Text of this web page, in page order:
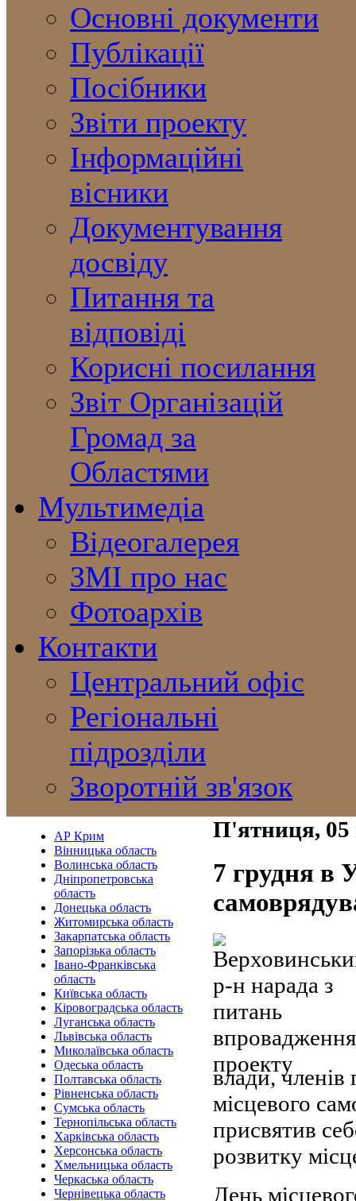
Основні документи
Публікації
Посібники
Звіти проекту
Інформаційні
вісники
Документування
досвіду
Питання та
відповіді
Корисні посилання
Звіт Організацій
Громад за
Областями
Мультимедіа
Відеогалерея
ЗМІ про нас
Фотоархів
Контакти
Центральний офіс
Регіональні
підрозділи
Зворотній зв'язок
АР Крим
Вінницька область
Волинська область
Дніпропетровська
область
Донецька область
Житомирська область
Закарпатська область
Запорізька область
Івано-Франківська
область
Київська область
Кіровоградська область
Луганська область
Львівська область
Миколаївська область
Одеська область
Полтавська область
Рівненська область
Сумська область
Тернопільська область
Харківська область
Херсонська область
Хмельницька область
Черкаська область
Чернівецька область
П'ятниця, 05
7 грудня в
влади, членів
місцевого
присвятив
розвитку
День